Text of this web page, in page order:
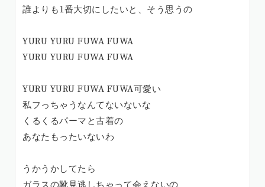
誰よりも1番大切にしたいと、そう思うの
YURU YURU FUWA FUWA
YURU YURU FUWA FUWA
YURU YURU FUWA FUWA可愛い
私フっちゃうなんてないないな
くるくるパーマと古着の
あなたもったいないわ
うかうかしてたら